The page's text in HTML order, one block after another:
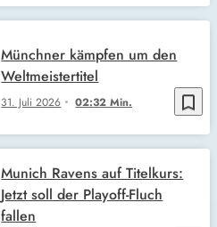
bookmark_border
31. Juli 2026 02:32 Min.
Münchner kämpfen um den
Weltmeistertitel
Munich Ravens auf Titelkurs:
Jetzt soll der Playoff-Fluch
fallen